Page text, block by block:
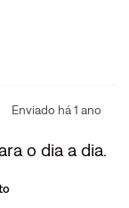
Enviado há1 ano
o dia a dia.